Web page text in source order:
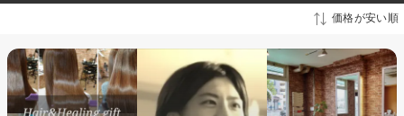
価格が安い順